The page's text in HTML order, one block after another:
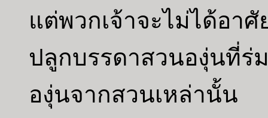
แต่พวกเจ้าจะไม่ได้อา
ปลูกบรรดาสวนองุ่นที่ร่
องุ่นจากสวนเหล่านั้น